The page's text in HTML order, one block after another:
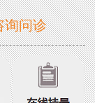
询问诊